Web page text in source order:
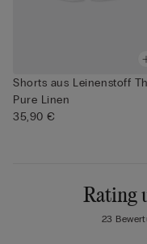
Shorts aus Leinenstoff
Pure Linen
35,90 €
Rating
23